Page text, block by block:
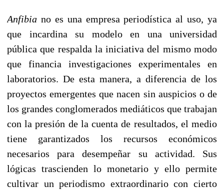
Anfibia no es una empresa periodística al uso, ya
que incardina su modelo en una universidad
pública que respalda la iniciativa del mismo modo
que financia investigaciones experimentales en
laboratorios. De esta manera, a diferencia de los
proyectos emergentes que nacen sin auspicios o de
los grandes conglomerados mediáticos que trabajan
con la presión de la cuenta de resultados, el medio
tiene garantizados los recursos económicos
necesarios para desempeñar su actividad. Sus
lógicas trascienden lo monetario y ello permite
cultivar un periodismo extraordinario con cierto